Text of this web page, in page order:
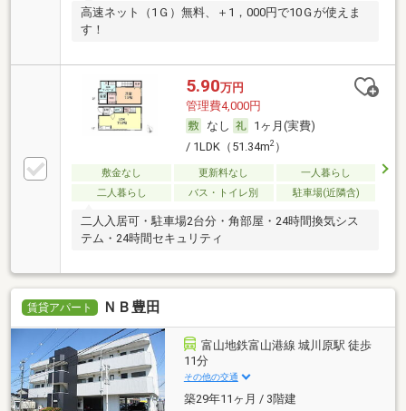
高速ネット（1Ｇ）無料、＋1，000円で10Ｇが使えま
す！
5.90万円
管理費4,000円
なし
1ヶ月(実費)
/ 1LDK（51.34m2）
敷金なし 更新料なし
一人暮らし
二人暮らし
バス・トイレ別 駐車場(近隣含)
二人入居可・駐車場2台分・角部屋・24時間換気シス
テム・24時間セキュリティ
賃貸アパート ＮＢ豊田
富山地鉄富山港線 城川原駅 徒歩
11分
その他の交通
築29年11ヶ月 / 3階建